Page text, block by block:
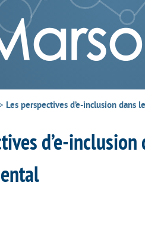
Les perspectives d’e-inclusion dans
d’e-